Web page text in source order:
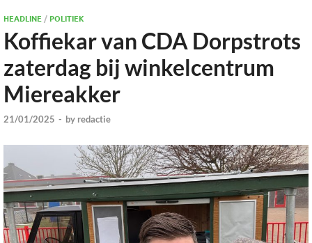
HEADLINE/ POLITIEK
Koffiekar van CDA Dorpstrots
zaterdag bij winkelcentrum
Miereakker
21/01/2025 - by redactie